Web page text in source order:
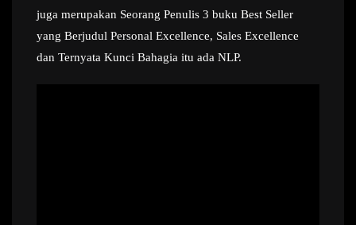
juga merupakan Seorang Penulis 3 buku Best Seller
yang Berjudul Personal Excellence, Sales Excellence
dan Ternyata Kunci Bahagia itu ada NLP.